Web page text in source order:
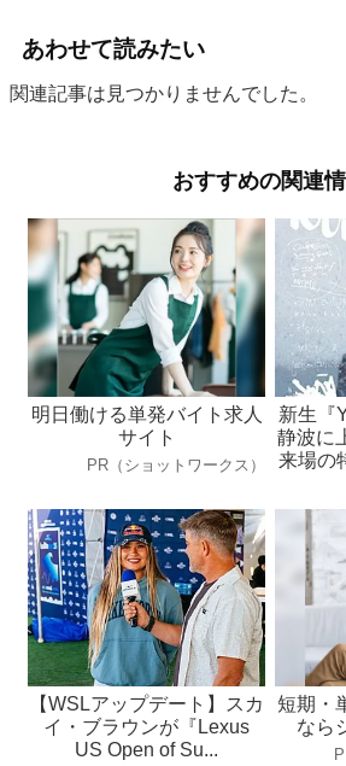
あわせて読みたい
関連記事は見つかりませんでした。
おすすめの関連
明日働ける単発バイト求人
サイト
PR（ショットワークス）
新生『
静波に
来場の
【WSLアップデート】スカ
イ・ブラウンが『Lexus
US Open of Su...
短期・
なら